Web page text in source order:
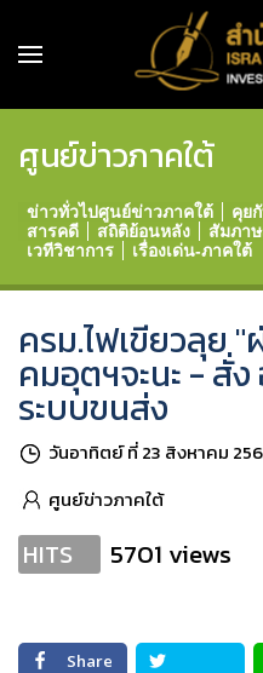
ศูนย์ข่าวภาคใต้
ข่าวทั่วไปศูนย์ข่าวภาคใต้ คุย
สารคดี
สถิติย้อนหลัง
สัมภา
เวทีวิชาการ
เรื่องเด่น-ภาคใต้
ครม.ไฟเขียวลุย "
คมอุตฯจะนะ - สั่
ระบบขนส่ง
วันอาทิตย์ ที่ 23 สิงหาคม
ศูนย์ข่าวภาคใต้
HITS 5701 views
Share